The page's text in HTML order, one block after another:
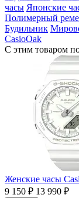
часы Японские
Полимерный
Будильник
CasioOak
С этим товаром
Женские часы
9 150 ₽ 13 990 ₽